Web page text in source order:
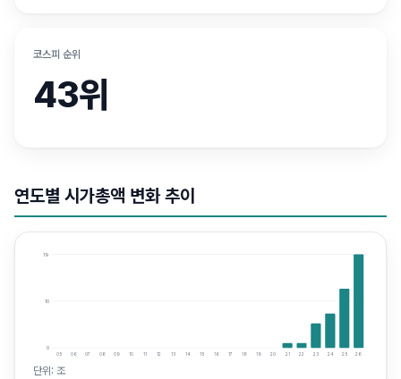
코스피 순위
43위
연도별 시가총액 변화 추이
19
10
0
05 06 07 08 09 10 11 12 13 14 15 16 17 18 19 20 21 22 23 24 25 26
단위: 조